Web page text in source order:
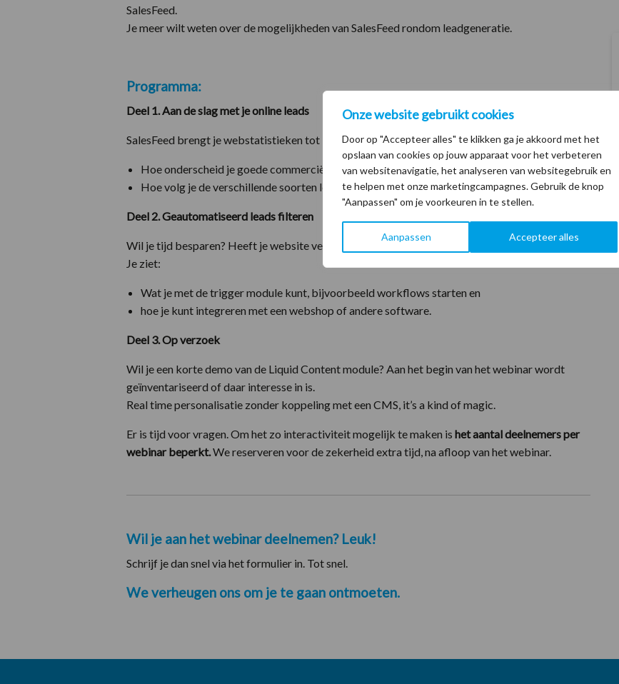
Onze website gebruikt cookies
Door op "Accepteer alles" te klikken ga je akkoord met het
opslaan van cookies op jouw apparaat voor het verbeteren
van websitenavigatie, het analyseren van websitegebruik en
te helpen met onze marketingcampagnes. Gebruik de knop
"Aanpassen" om je voorkeuren in te stellen.
Aanpassen Accepteer alles
SalesFeed.
Je meer wilt weten over de mogelijkheden van SalesFeed rondom leadgeneratie.
Programma:
Deel 1. Aan de slag met je online leads
SalesFeed brengt je webstatistieken tot leven. Je ontdekt grote verschillen tussen je bezoekers.
Hoe onderscheid je goede commerciële signalen
Hoe volg je de verschillende soorten leads op
Deel 2. Geautomatiseerd leads filteren
Wil je tijd besparen? Heeft je website veel verkeer? Je kunt met SalesFeed veel automatiseren.
Je ziet:
Wat je met de trigger module kunt, bijvoorbeeld workflows starten en
hoe je kunt integreren met een webshop of andere software.
Deel 3. Op verzoek
Wil je een korte demo van de Liquid Content module? Aan het begin van het webinar wordt
geïnventariseerd of daar interesse in is.
Real time personalisatie zonder koppeling met een CMS, it’s a kind of magic.
Er is tijd voor vragen. Om het zo interactiviteit mogelijk te maken is het aantal deelnemers per
webinar beperkt.We reserveren voor de zekerheid extra tijd, na afloop van het webinar.
Wil je aan het webinar deelnemen? Leuk!
Schrijf je dan snel via het formulier in. Tot snel.
We verheugen ons om je te gaan ontmoeten.